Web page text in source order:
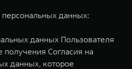
данных:
данных Пользователя
получения Согласия на
данных, которое